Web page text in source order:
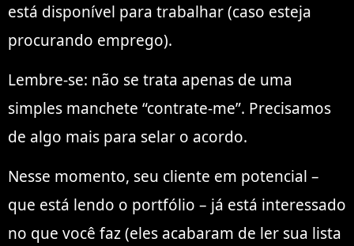
está disponível para trabalhar (caso esteja
procurando emprego).
Lembre-se: não se trata apenas de uma
simples manchete “contrate-me”. Precisamos
de algo mais para selar o acordo.
Nesse momento, seu cliente em potencial –
que está lendo o portfólio – já está interessado
no que você faz (eles acabaram de ler sua lista